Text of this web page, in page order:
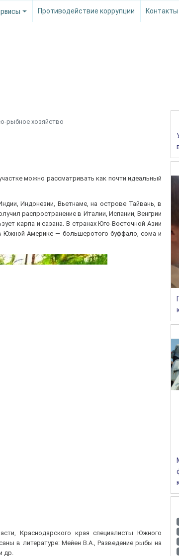
Противодействие коррупции Контакты
рыбное хозяйство
можно рассматривать как почти идеальный
Индонезии, Вьетнаме, на острове Тайвань, в
распространение в Италии, Испании, Венгрии
карпа и сазана. В странах Юго-Восточной Азии
Южной Америке — большеротого буффало, сома и
Краснодарского края специалисты Южного
в литературе: Мейен В.А., Разведение рыбы на
др.